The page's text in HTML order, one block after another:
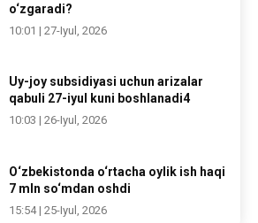
o‘zgaradi?
10:01 | 27-Iyul, 2026
Uy-joy subsidiyasi uchun arizalar
qabuli 27-iyul kuni boshlanadi4
10:03 | 26-Iyul, 2026
O‘zbekistonda o‘rtacha oylik ish haqi
7 mln so‘mdan oshdi
15:54 | 25-Iyul, 2026